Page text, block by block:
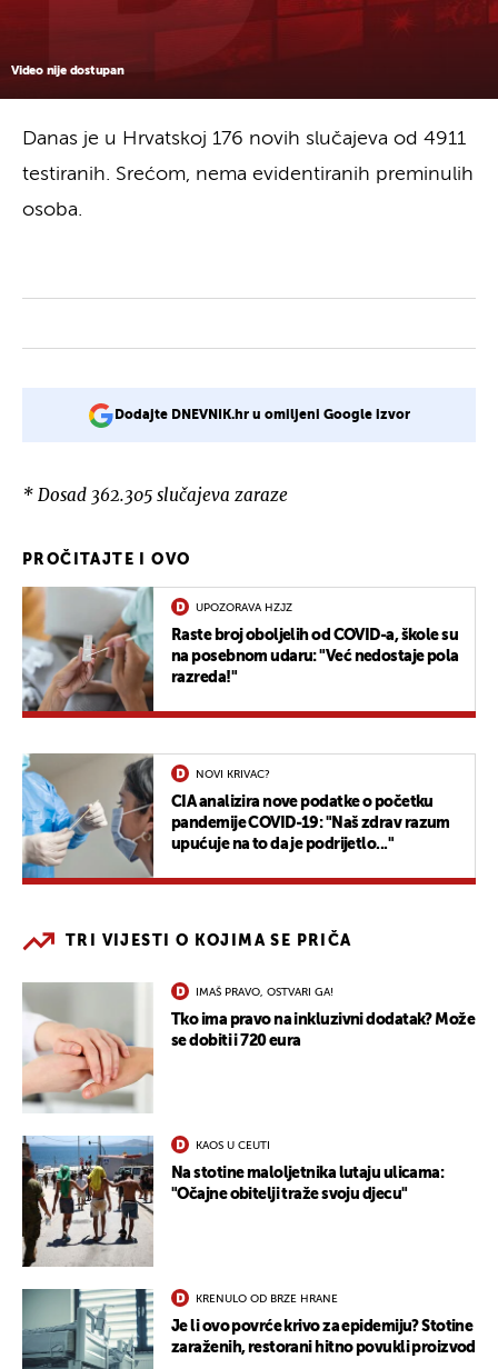
Video nije dostupan
Danas je u Hrvatskoj 176 novih slučajeva od 4911
testiranih. Srećom, nema evidentiranih preminulih
osoba.
Dodajte DNEVNIK.hr u omiljeni Google izvor
* Dosad 362.305 slučajeva zaraze
PROČITAJTE I OVO
UPOZORAVA HZJZ
Raste broj oboljelih od COVID-a, škole su
na posebnom udaru: "Već nedostaje pola
razreda!"
NOVI KRIVAC?
CIA analizira nove podatke o početku
pandemije COVID-19: "Naš zdrav razum
upućuje na to da je podrijetlo..."
TRI VIJESTI O KOJIMA SE PRIČA
IMAŠ PRAVO, OSTVARI GA!
Tko ima pravo na inkluzivni dodatak? Može
se dobiti i 720 eura
KAOS U CEUTI
Na stotine maloljetnika lutaju ulicama:
"Očajne obitelji traže svoju djecu"
KRENULO OD BRZE HRANE
Je li ovo povrće krivo za epidemiju? Stotine
zaraženih, restorani hitno povukli proizvod